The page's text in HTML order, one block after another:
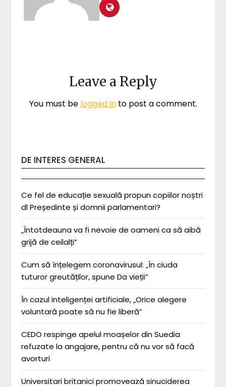
Leave a Reply
You must be logged into post a comment.
DE INTERES GENERAL
Ce fel de educație sexuală propun copiilor noștri
dl Președinte și domnii parlamentari?
„Întotdeauna va fi nevoie de oameni ca să aibă
grijă de ceilalți”
Cum să înțelegem coronavirusul: „În ciuda
tuturor greutăților, spune Da vieții”
În cazul inteligenței artificiale, „Orice alegere
voluntară poate să nu fie liberă”
CEDO respinge apelul moașelor din Suedia
refuzate la angajare, pentru că nu vor să facă
avorturi
Universitari britanici promovează sinuciderea